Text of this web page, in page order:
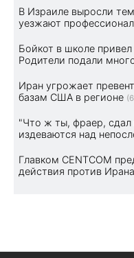
В Израиле выросли
уезжают
Бойкот в школе
Родители подали
Иран угрожает
базам США в регионе
"Что ж ты, фраер,
издеваются над
Главком CENTCOM
действия против Ирана